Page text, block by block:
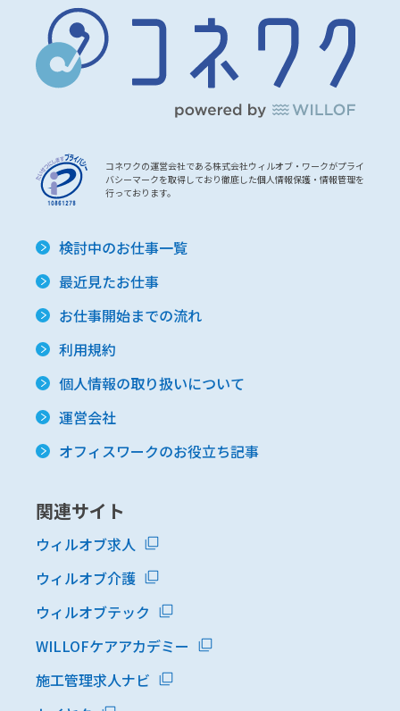
コネワクの運営会社である株式会社ウィルオブ・ワークがプライ
バシーマークを取得しており徹底した個人情報保護・情報管理を
行っております。
検討中のお仕事一覧
最近見たお仕事
お仕事開始までの流れ
利用規約
個人情報の取り扱いについて
運営会社
オフィスワークのお役立ち記事
関連サイト
ウィルオブ求人
ウィルオブ介護
ウィルオブテック
WILLOFケアアカデミー
施工管理求人ナビ